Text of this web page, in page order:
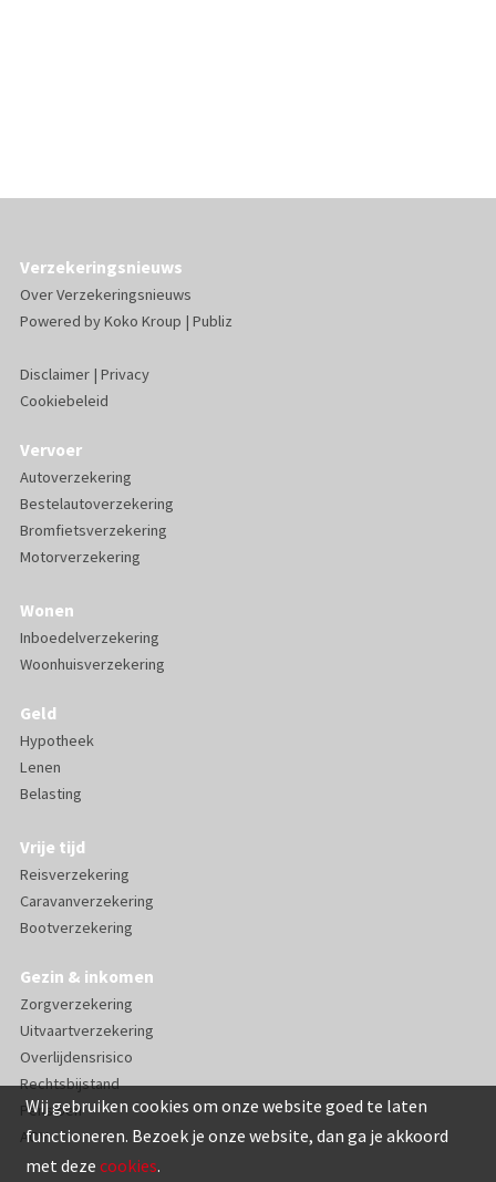
Wij gebruiken cookies om onze website goed te laten
functioneren. Bezoek je onze website, dan ga je akkoord
met deze cookies.
Verzekeringsnieuws
Over Verzekeringsnieuws
Powered byKoko Kroup | Publiz
Disclaimer| Privacy
Cookiebeleid
Vervoer
Autoverzekering
Bestelautoverzekering
Bromfietsverzekering
Motorverzekering
Wonen
Inboedelverzekering
Woonhuisverzekering
Geld
Hypotheek
Lenen
Belasting
Vrije tijd
Reisverzekering
Caravanverzekering
Bootverzekering
Gezin & inkomen
Zorgverzekering
Uitvaartverzekering
Overlijdensrisico
Rechtsbijstand
Pensioen
AOV